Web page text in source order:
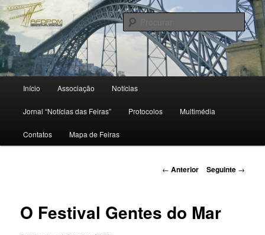
Saltar
para
o
conteúdo
primário
principal
Início Associação Notícias
Jornal “Notícias das Feiras” Protocolos Multimédia
Contatos Mapa de Feiras
Navegação
← Anterior Seguinte →
O Festival Gentes do Mar